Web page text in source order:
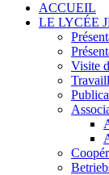
ACCUEIL
LE LYCÉE
Visite